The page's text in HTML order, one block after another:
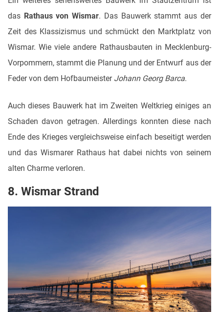
das Rathaus von Wismar. Das Bauwerk stammt aus der
Zeit des Klassizismus und schmückt den Marktplatz von
Wismar. Wie viele andere Rathausbauten in Mecklenburg-
Vorpommern, stammt die Planung und der Entwurf aus der
Feder von dem Hofbaumeister Johann Georg Barca.
Auch dieses Bauwerk hat im Zweiten Weltkrieg einiges an
Schaden davon getragen. Allerdings konnten diese nach
Ende des Krieges vergleichsweise einfach beseitigt werden
und das Wismarer Rathaus hat dabei nichts von seinem
alten Charme verloren.
8. Wismar Strand